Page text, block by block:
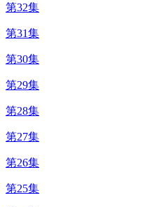
第32集
第31集
第30集
第29集
第28集
第27集
第26集
第25集